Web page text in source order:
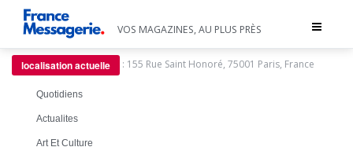
Toggle
VOS MAGAZINES, AU PLUS PRÈS
localisation actuelle : 155 Rue Saint Honoré, 75001 Paris, France
Quotidiens
Actualites
Art Et Culture